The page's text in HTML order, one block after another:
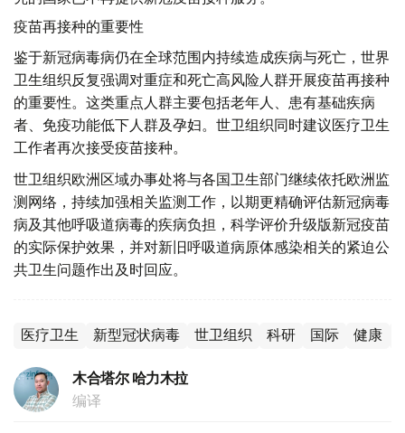
疫苗再接种的重要性
鉴于新冠病毒病仍在全球范围内持续造成疾病与死亡，世界
卫生组织反复强调对重症和死亡高风险人群开展疫苗再接种
的重要性。这类重点人群主要包括老年人、患有基础疾病
者、免疫功能低下人群及孕妇。世卫组织同时建议医疗卫生
工作者再次接受疫苗接种。
世卫组织欧洲区域办事处将与各国卫生部门继续依托欧洲监
测网络，持续加强相关监测工作，以期更精确评估新冠病毒
病及其他呼吸道病毒的疾病负担，科学评价升级版新冠疫苗
的实际保护效果，并对新旧呼吸道病原体感染相关的紧迫公
共卫生问题作出及时回应。
医疗卫生 新型冠状病毒 世卫组织 科研 国际 健康
木合塔尔 哈力木拉
编译